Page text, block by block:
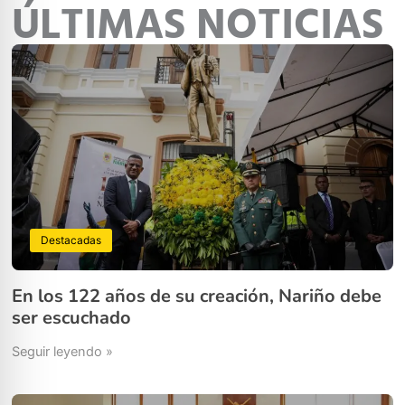
ÚLTIMAS NOTICIAS
Destacadas
En los 122 años de su creación, Nariño debe
ser escuchado
Seguir leyendo »